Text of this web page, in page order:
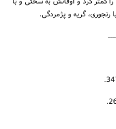
گریه و پژمردگی.